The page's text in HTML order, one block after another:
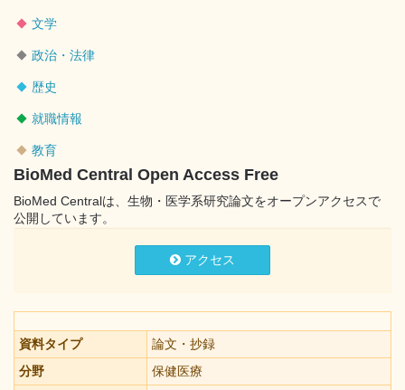
文学
政治・法律
歴史
就職情報
教育
BioMed Central Open Access Free
BioMed Centralは、生物・医学系研究論文をオープンアクセスで
公開しています。
アクセス
資料タイプ
論文・抄録
分野
保健医療